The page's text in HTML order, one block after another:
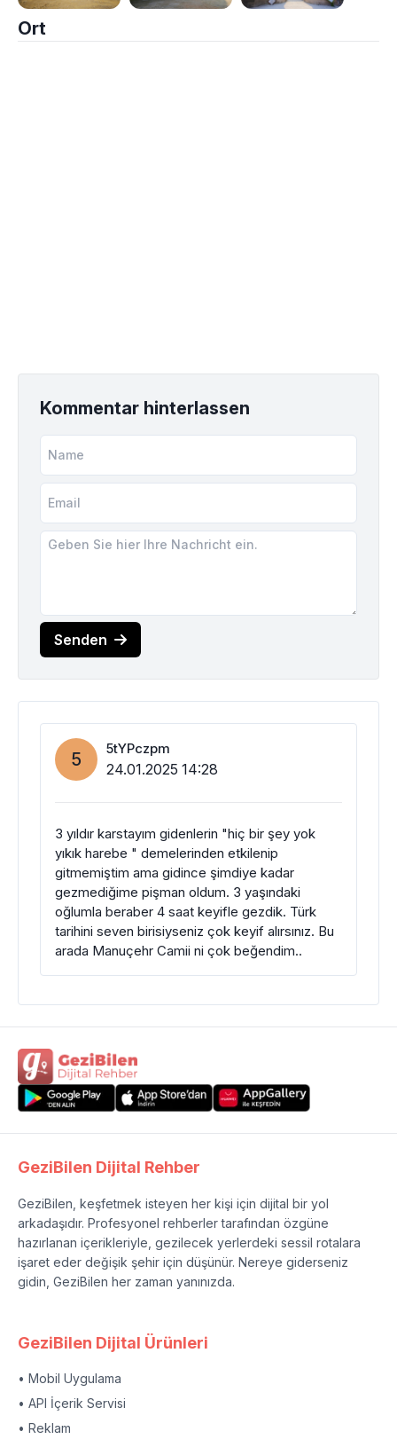
Ort
Kommentar hinterlassen
Senden
5 5tYPczpm
24.01.2025 14:28
3 yıldır karstayım gidenlerin "hiç bir şey yok
yıkık harebe " demelerinden etkilenip
gitmemiştim ama gidince şimdiye kadar
gezmediğime pişman oldum. 3 yaşındaki
oğlumla beraber 4 saat keyifle gezdik. Türk
tarihini seven birisiyseniz çok keyif alırsınız. Bu
arada Manuçehr Camii ni çok beğendim..
GeziBilen Dijital Rehber
GeziBilen, keşfetmek isteyen her kişi için dijital bir yol
arkadaşıdır. Profesyonel rehberler tarafından özgüne
hazırlanan içerikleriyle, gezilecek yerlerdeki sessil rotalara
işaret eder değişik şehir için düşünür. Nereye giderseniz
gidin, GeziBilen her zaman yanınızda.
GeziBilen Dijital Ürünleri
• Mobil Uygulama
• API İçerik Servisi
• Reklam